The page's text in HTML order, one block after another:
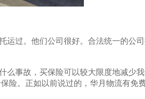
运过。他们公司很好。合法统一的公
么事故，买保险可以较大限度地减少
险。正如以前说过的，华月物流有免